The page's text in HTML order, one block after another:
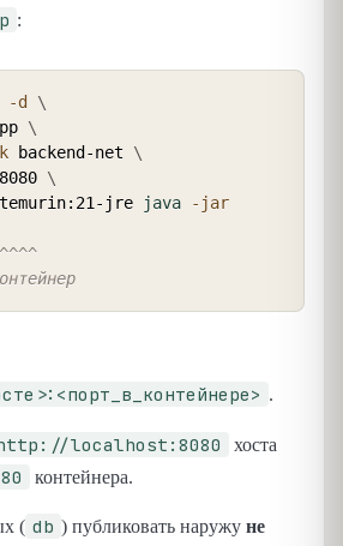
:
-d
\
\
backend-net \
\
temurin:21-jre
java
-jar
.
localhost:8080
хоста
контейнера.
( db ) публиковать наружу не